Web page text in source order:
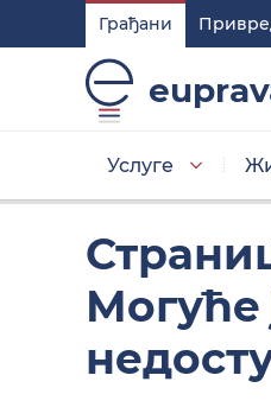
Грађани
Услуге
Изаберите
Изаберите тему
Могуће